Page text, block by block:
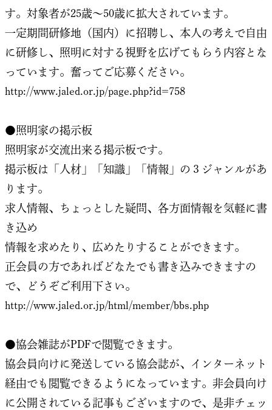
す。対象者が25歳～50歳に拡大されています。
一定期間研修地（国内）に招聘し、本人の考えで自由
に研修し、照明に対する視野を広げてもらう内容とな
っています。奮ってご応募ください。
http://www.jaled.or.jp/page.php?id=758
●照明家の掲示板
照明家が交流出来る掲示板です。
掲示板は「人材」「知識」「情報」の３ジャンルがあ
ります。
求人情報、ちょっとした疑問、各方面情報を気軽に書
き込め
情報を求めたり、広めたりすることができます。
正会員の方であればどなたでも書き込みできますの
で、どうぞご利用下さい。
http://www.jaled.or.jp/html/member/bbs.php
●協会雑誌がPDFで閲覧できます。
協会員向けに発送している協会誌が、インターネット
経由でも閲覧できるようになっています。非会員向け
に公開されている記事もございますので、是非チェッ